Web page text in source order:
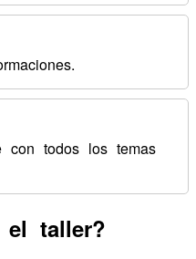
con todos los temas
el taller?